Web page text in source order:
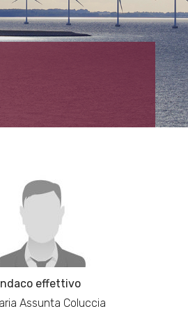
effettivo
Assunta Coluccia